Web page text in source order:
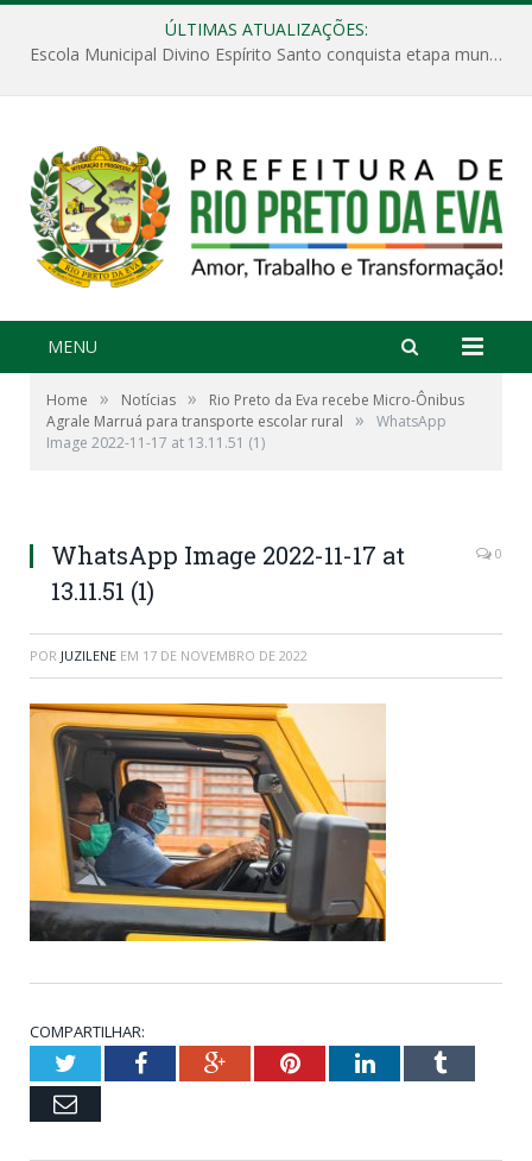
ÚLTIMAS ATUALIZAÇÕES:
Escola Municipal Divino Espírito Santo conquista etapa municipal da V Feira Amazonense de Matemática
MENU
Home » Notícias »
Rio Preto da Eva recebe Micro-Ônibus
Agrale Marruá para transporte escolar rural
»
WhatsApp
Image 2022-11-17 at 13.11.51 (1)
WhatsApp Image 2022-11-17 at
13.11.51 (1)
0
POR JUZILENE EM 17 DE NOVEMBRO DE 2022
COMPARTILHAR:
TwitterFacebookGoogle+PinterestLinkedInTumblr
Email